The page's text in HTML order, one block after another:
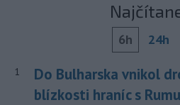
6h 24h
1
Do Bulharska vnikol
blízkosti hraníc s